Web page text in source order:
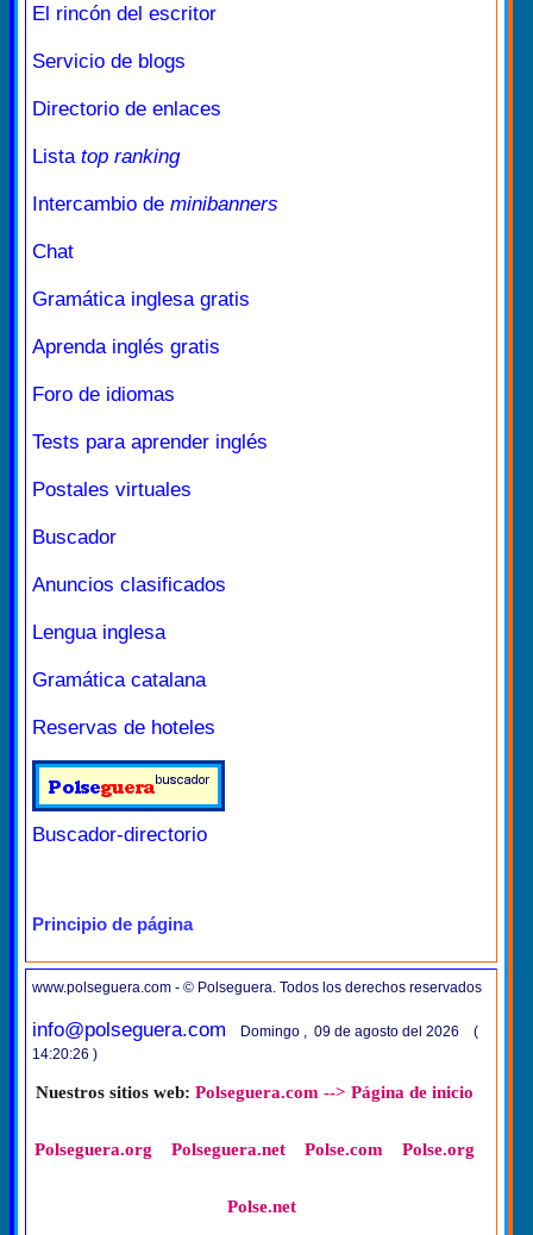
El rincón del escritor
Servicio de blogs
Directorio de enlaces
Lista top ranking
Intercambio de minibanners
Chat
Gramática inglesa gratis
Aprenda inglés gratis
Foro de idiomas
Tests para aprender inglés
Postales virtuales
Buscador
Anuncios clasificados
Lengua inglesa
Gramática catalana
Reservas de hoteles
Buscador-directorio
Principio de página
www.polseguera.com - © Polseguera. Todos los derechos reservados
info@polseguera.com
Domingo , 09 de agosto del 2026 (
14:20:26 )
Nuestros sitios web: Polseguera.com --> Página de inicio
Polseguera.org Polseguera.net Polse.com Polse.org
Polse.net